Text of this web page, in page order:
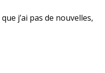
j’ai pas de nouvelles,